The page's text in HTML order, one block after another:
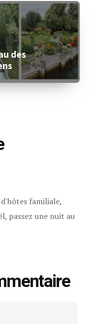
des
familiale,
passez une nuit au